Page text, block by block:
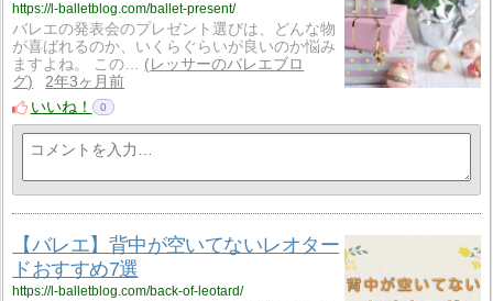
https://l-balletblog.com/ballet-present/
バレエの発表会のプレゼント選びは、どんな物
が喜ばれるのか、いくらぐらいが良いのか悩み
ますよね。 この…
レッサーのバレエブロ
グ
2年3ヶ月前
いいね！
0
【バレエ】背中が空いてないレオター
ドおすすめ7選
https://l-balletblog.com/back-of-leotard/